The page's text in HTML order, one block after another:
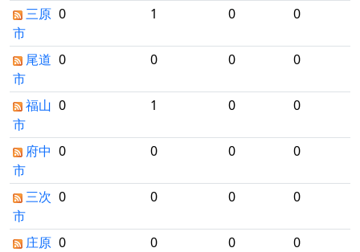
三原
市
0 1 0 0
尾道
市
0 0 0 0
福山
市
0 1 0 0
府中
市
0 0 0 0
三次
市
0 0 0 0
庄原 0 0 0 0